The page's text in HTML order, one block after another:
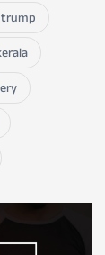
trump